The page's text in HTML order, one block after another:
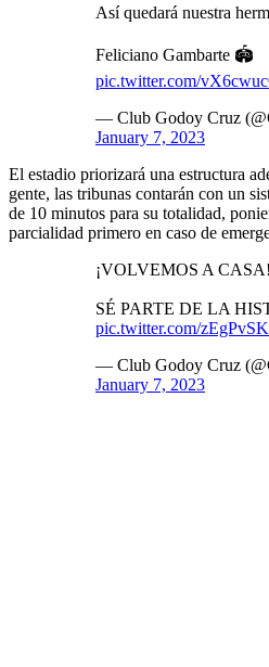
Así quedará nuestra
Feliciano Gambarte 🏟
pic.twitter.com/
— Club Godoy Cruz
January 7, 2023
El estadio priorizará una estructura
gente, las tribunas contarán con un
de 10 minutos para su totalidad,
parcialidad primero en caso de
¡VOLVEMOS A
SÉ PARTE DE LA
pic.twitter.com/
— Club Godoy Cruz
January 7, 2023